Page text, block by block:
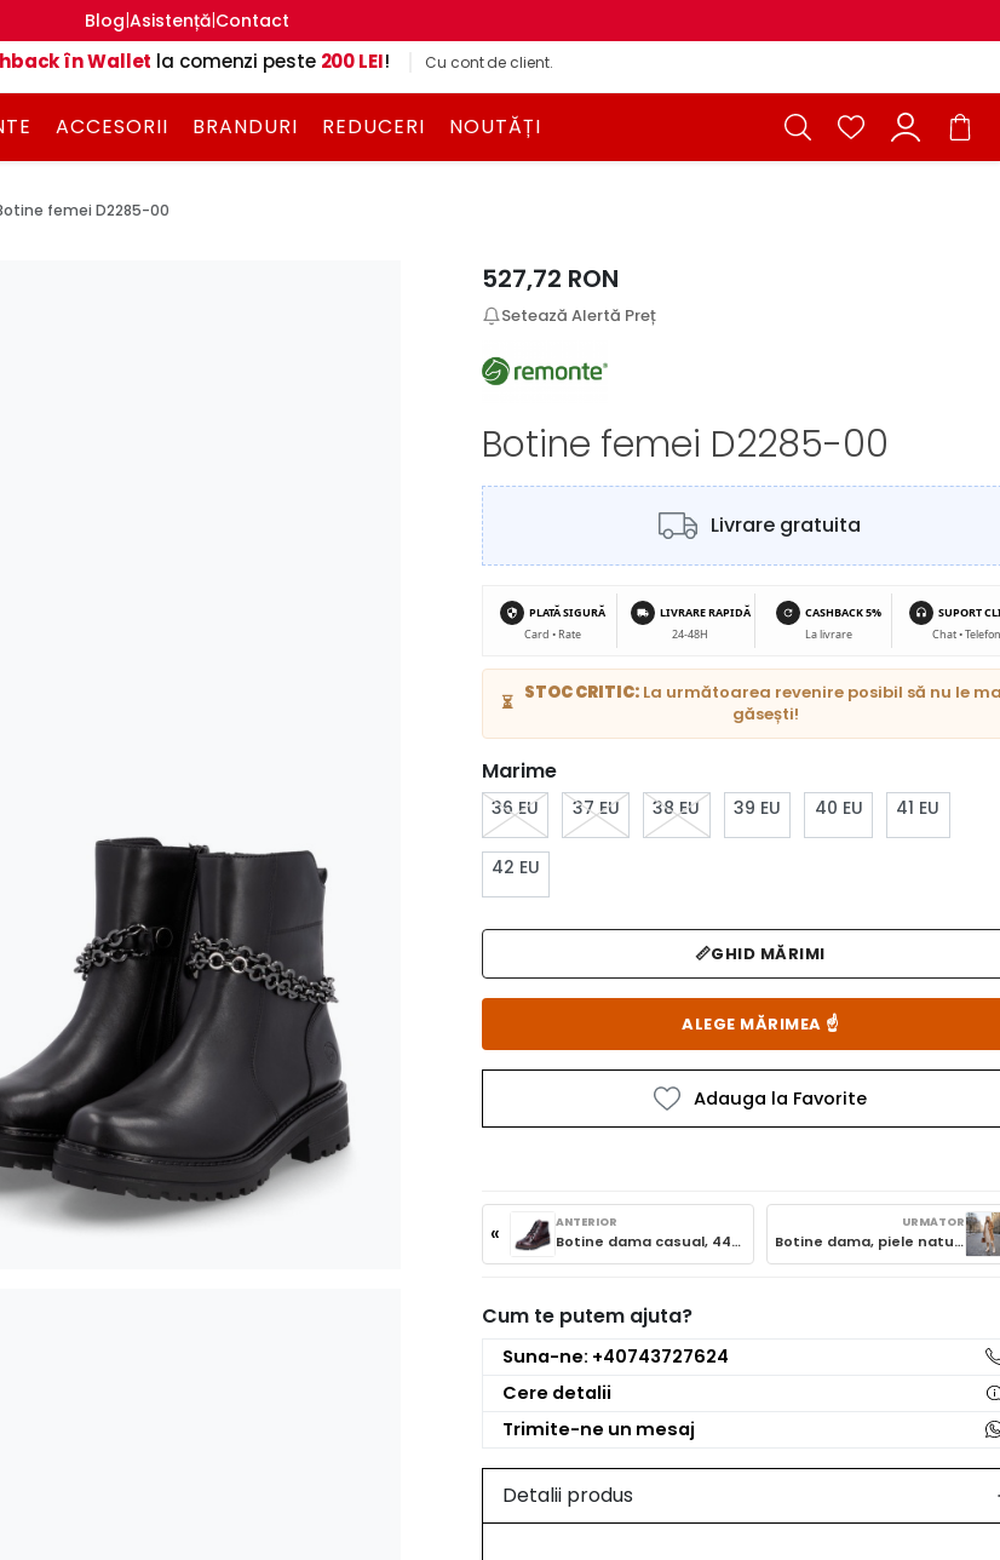
Blog|Asistență|Contact
în Wallet la comenzi peste 200 LEI! Cu cont de client.
ACCESORII BRANDURI REDUCERI NOUTĂȚI
femei D2285-00
527,72 RON
Setează Alertă Preț
Botine femei D2285-00
Livrare gratuita
PLATĂ SIGURĂ
Card • Rate
LIVRARE RAPIDĂ
24-48H
CASHBACK 5%
La livrare
SUPORT
Chat • Telefon
⏳ STOC CRITIC:La următoarea revenire posibil să nu le
găsești!
Marime
36 EU 37 EU 38 EU 39 EU 40 EU 41 EU
42 EU
📏GHID MĂRIMI
ALEGE MĂRIMEA ☝️
Adauga la Favorite
« ANTERIOR
Botine dama casual, 44902-35, bordo
URMĂTOR
Botine dama, piele naturala, D1A80-80
Cum te putem ajuta?
Suna-ne: +40743727624
Cere detalii
Trimite-ne un mesaj
Detalii produs